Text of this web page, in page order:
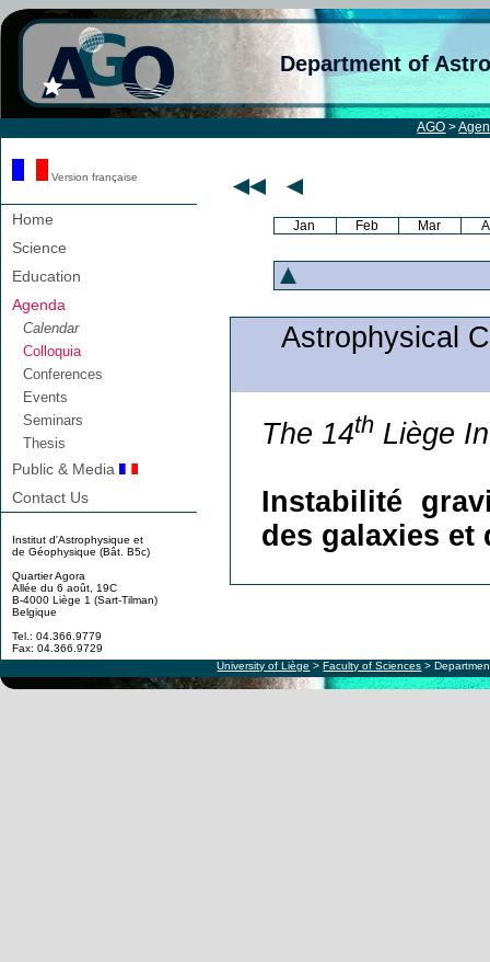
Department of
AGO >
Version française
Home
Science
Education
Agenda
Calendar
Colloquia
Conferences
Events
Seminars
Thesis
Public & Media
Contact Us
Institut d'Astrophysique et
de Géophysique (Bât. B5c)
Quartier Agora
Allée du 6 août, 19C
B-4000 Liège 1 (Sart-Tilman)
Belgique
Tel.: 04.366.9779
Fax: 04.366.9729
Jan Feb Mar
Astrophysical
The 14th Liège
Instabilité
des galaxies
University of Liège >Faculty of Sciences >